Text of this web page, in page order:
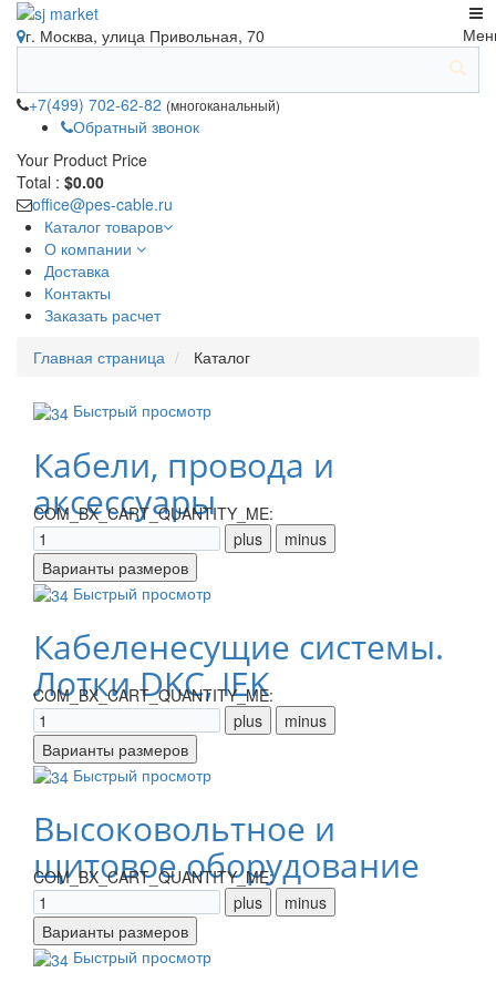
г. Москва, улица Привольная, 70
+7(499) 702-62-82 (многоканальный)
Обратный звонок
Your Product Price
Total : $0.00
office@pes-cable.ru
Каталог товаров
О компании
Доставка
Контакты
Заказать расчет
Главная страница Каталог
Быстрый просмотр
Кабели, провода и
аксессуары
COM_BX_CART_QUANTITY_ME:
Быстрый просмотр
Кабеленесущие системы.
Лотки DKC, IEK
COM_BX_CART_QUANTITY_ME:
Быстрый просмотр
Высоковольтное и
щитовое оборудование
COM_BX_CART_QUANTITY_ME:
Быстрый просмотр